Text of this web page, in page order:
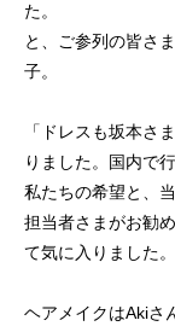
た。
と、ご参列の皆さ
子。
「ドレスも坂本さ
りました。国内で
私たちの希望と、
担当者さまがお勧
て気に入りました。
ヘアメイクはAkiさ